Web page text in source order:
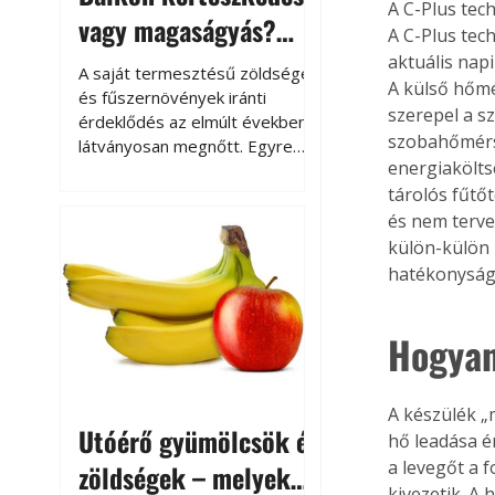
vagy magaságyás?
Helytakarékos
kertészkedés
A saját termesztésű zöldségek
és fűszernövények iránti
érdeklődés az elmúlt években
látványosan megnőtt. Egyre
kertészkedés sokak számára
kikapcsolódást és feltöltődést
is jelent.
Utóérő gyümölcsök és
zöldségek – melyek
A C-Plus
A C-Plus
aktuális
A külső
szerepel a
tárolós
és nem
külön-külön
A készülék
hő leadása
a levegőt a